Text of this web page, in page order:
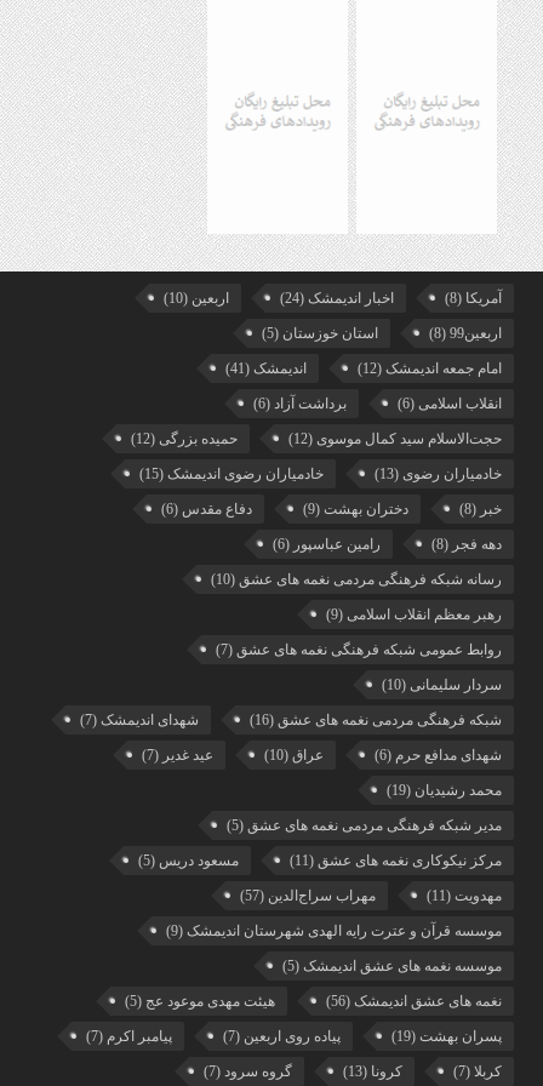
آمریکا (8) اخبار اندیمشک (24) اربعین (10)
اربعین99 (8) استان خوزستان (5)
امام جمعه اندیمشک (12) اندیمشک (41)
انقلاب اسلامی (6) برداشت آزاد (6)
حجت‌الاسلام سید کمال موسوی (12) حمیده بزرگی (12)
خادمیاران رضوی (13) خادمیاران رضوی اندیمشک (15)
خبر (8) دختران بهشت (9) دفاع مقدس (6)
دهه فجر (8) رامین عباسپور (6)
رسانه شبکه فرهنگی مردمی نغمه های عشق (10)
رهبر معظم انقلاب اسلامی (9)
روابط عمومی شبکه فرهنگی نغمه های عشق (7)
سردار سلیمانی (10)
شبکه فرهنگی مردمی نغمه های عشق (16) شهدای اندیمشک (7)
شهدای مدافع حرم (6) عراق (10) عید غدیر (7)
محمد رشیدیان (19)
مدیر شبکه فرهنگی مردمی نغمه های عشق (5)
مرکز نیکوکاری نغمه های عشق (11) مسعود دریس (5)
مهدویت (11) مهراب سراج‌الدین (57)
موسسه قرآن و عترت رایه الهدی شهرستان اندیمشک (9)
موسسه نغمه های عشق اندیمشک (5)
نغمه های عشق اندیمشک (56) هیئت مهدی موعود عج (5)
پسران بهشت (19) پیاده روی اربعین (7) پیامبر اکرم (7)
کربلا (7) کرونا (13) گروه سرود (7)